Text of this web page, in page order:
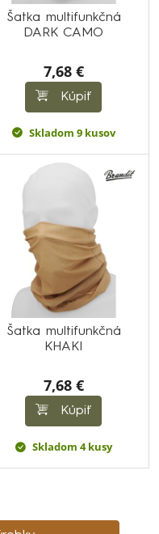
Šatka multifunkčná
DARK CAMO
7,68 €
Kúpiť
Skladom 9 kusov
Šatka multifunkčná
KHAKI
7,68 €
Kúpiť
Skladom 4 kusy